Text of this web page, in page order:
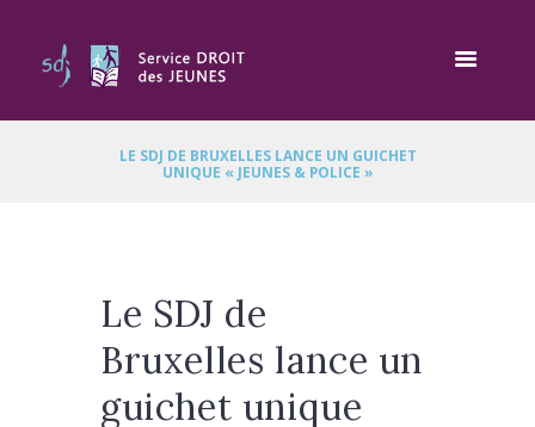
LE SDJ DE BRUXELLES LANCE UN GUICHET
UNIQUE « JEUNES & POLICE »
Le SDJ de
Bruxelles lance un
guichet unique